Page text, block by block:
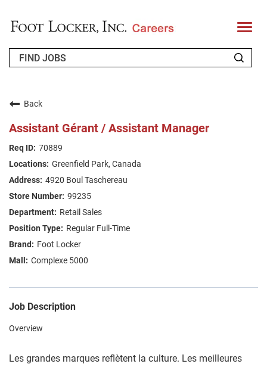
T
o
l
FAQS
JOIN OUR TALENT COMMUNITY
Back
Assistant Gérant / Assistant Manager
70889
Greenfield Park, Canada
4920 Boul Taschereau
99235
Retail Sales
Regular Full-Time
Foot Locker
Complexe 5000
Job Description
Overview
Les grandes marques reflètent la culture. Les meilleures